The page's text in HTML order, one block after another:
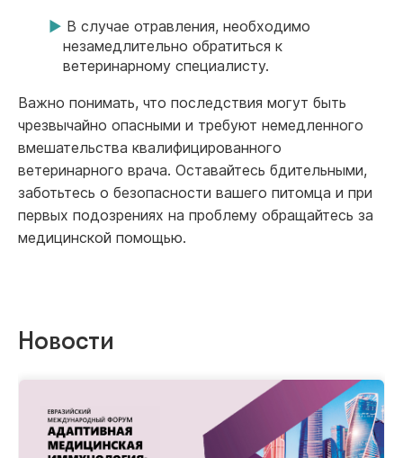
В случае отравления, необходимо
незамедлительно обратиться к
ветеринарному специалисту.
Важно понимать, что последствия могут быть
чрезвычайно опасными и требуют немедленного
вмешательства квалифицированного
ветеринарного врача. Оставайтесь бдительными,
заботьтесь о безопасности вашего питомца и при
первых подозрениях на проблему обращайтесь за
медицинской помощью.
Новости